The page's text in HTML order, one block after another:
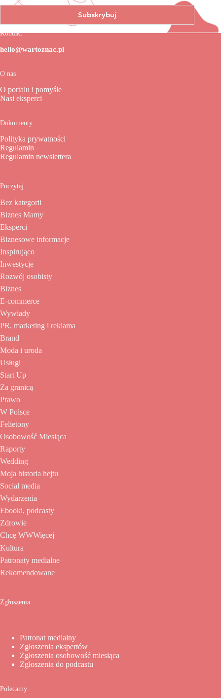
Kontakt
hello@wartoznac.pl
O nas
O portalu i pomyśle
Nasi eksperci
Dokumenty
Polityka prywatności
Regulamin
Regulamin newslettera
Poczytaj
Bez kategorii
Biznes Mamy
Eksperci
Biznesowe informacje
Inspirująco
Inwestycje
Rozwój osobisty
Biznes
E-commerce
Wywiady
PR, marketing i reklama
Brand
Moda i uroda
Usługi
Start Up
Za granicą
Prawo
W Polsce
Felietony
Osobowość Miesiąca
Raporty
Wedding
Moja historia hejtu
Social media
Wydarzenia
Ebooki, podcasty
Zdrowie
Chcę WWWięcej
Kultura
Patronaty medialne
Rekomendowane
Zgłoszenia
Patronat medialny
Zgłoszenia ekspertów
Zgłoszenia osobowość miesiąca
Zgłoszenia do podcastu
Polecamy